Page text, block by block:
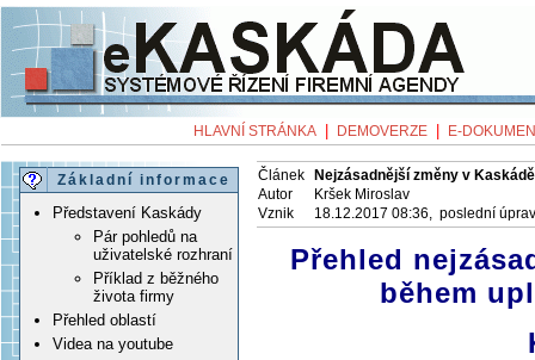
HLAVNÍ STRÁNKA DEMOVERZE E-
Základní informace
Představení Kaskády
Pár pohledů na
uživatelské rozhraní
Příklad z běžného
života firmy
Přehled oblastí
Videa na youtube
Článek
Nejzásadnější změny v
Autor
Kršek Miroslav
Vznik
18.12.2017 08:36, poslední
Přehled
během